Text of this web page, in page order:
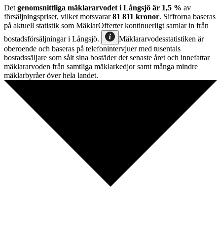
Detgenomsnittliga mäklararvodeti Långsjö är 1,5 % av
försäljningspriset, vilket motsvarar81 811 kronor. Siffrorna baseras
på aktuell statistik som MäklarOfferter kontinuerligt samlar in från
bostadsförsäljningari Långsjö.
Mäklararvodesstatistiken är
oberoende och baseras på telefonintervjuer med tusentals
bostadssäljare som sålt sina bostäder det senaste året och innefattar
mäklararvoden från samtliga mäklarkedjor samt många mindre
mäklarbyråer över hela landet.